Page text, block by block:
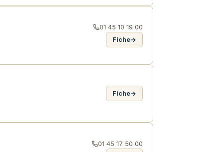
01 45 10 19 00
Fiche→
Fiche→
01 45 17 50 00